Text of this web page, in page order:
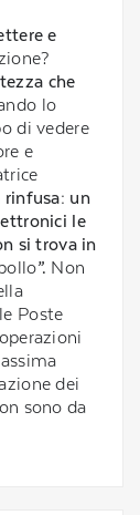
e
che
lo
di vedere
e
rinfusa: un
le
si trova in
”. Non
Poste
dei
sono da